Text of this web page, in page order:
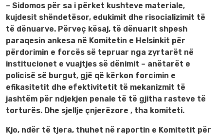
– Sidomos për sa i përket kushteve materiale,
kujdesit shëndetësor, edukimit dhe risocializimit të
të dënuarve. Përveç kësaj, të dënuarit shpesh
paraqesin ankesa në Komitetin e Helsinkit për
përdorimin e forcës së tepruar nga zyrtarët në
institucionet e vuajtjes së dënimit – anëtarët e
policisë së burgut, gjë që kërkon forcimin e
efikasitetit dhe efektivitetit të mekanizmit të
jashtëm për ndjekjen penale të të gjitha rasteve të
torturës. Dhe sjellje çnjerëzore , tha komiteti.
Kjo, ndër të tjera, thuhet në raportin e Komitetit për